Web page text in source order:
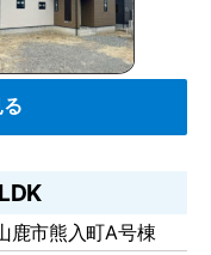
市熊入町A号棟